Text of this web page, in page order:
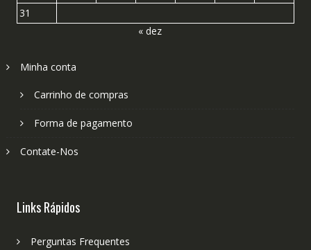
31
« dez
Minha conta
Carrinho de compras
Forma de pagamento
Contate-Nos
Links Rápidos
Perguntas Frequentes